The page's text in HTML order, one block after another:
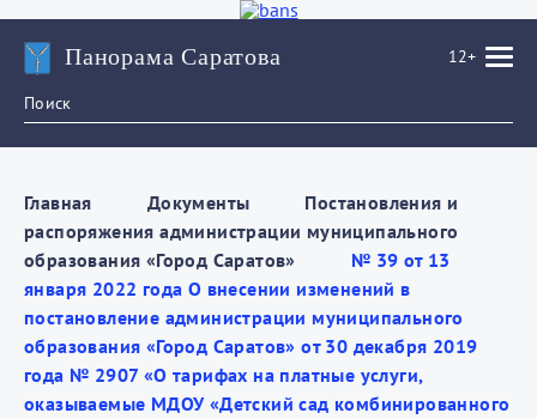
Панорама Саратова 12+
Главная Документы
Постановления и
распоряжения администрации муниципального
образования «Город Саратов»
№ 39 от 13
января 2022 года О внесении изменений в
постановление администрации муниципального
образования «Город Саратов» от 30 декабря 2019
года № 2907 «О тарифах на платные услуги,
оказываемые МДОУ «Детский сад комбинированного